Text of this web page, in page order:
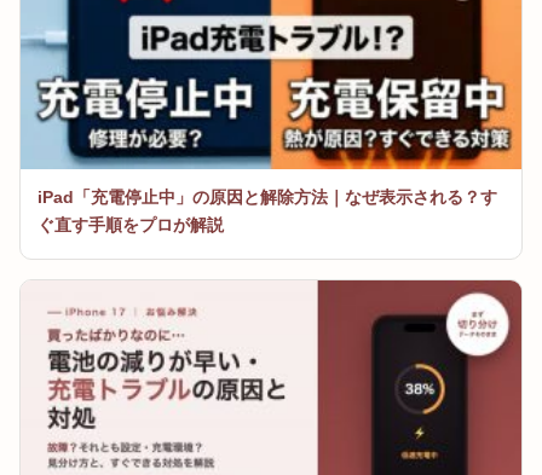
iPad「充電停止中」の原因と解除方法｜なぜ表示される？す
ぐ直す手順をプロが解説